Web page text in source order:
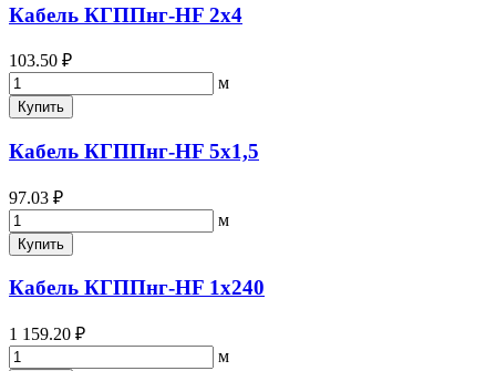
Кабель КГППнг-HF 2х4
103.50 ₽
м
Купить
Кабель КГППнг-HF 5х1,5
97.03 ₽
м
Купить
Кабель КГППнг-HF 1х240
1 159.20 ₽
м